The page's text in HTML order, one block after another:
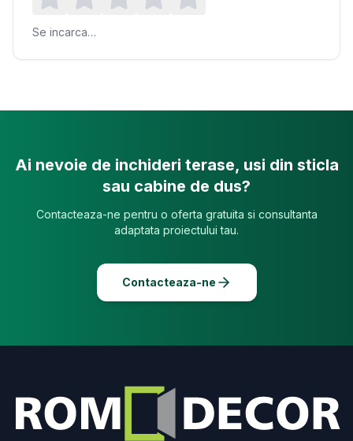
Se incarca…
Ai nevoie de inchideri terase, usi din sticla
sau cabine de dus?
Contacteaza-ne pentru o oferta gratuita si consultanta
adaptata proiectului tau.
Contacteaza-ne